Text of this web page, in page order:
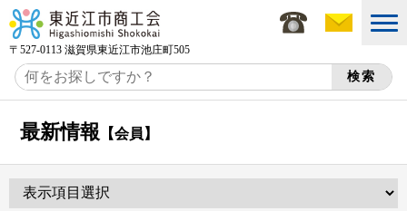
〒527-0113 滋賀県東近江市池庄町505
最新情報 【会員】